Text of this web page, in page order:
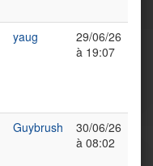
yaug
29/06/26
à 19:07
Guybrush
30/06/26
à 08:02